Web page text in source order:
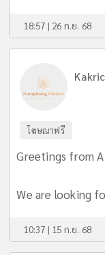
18:57 | 26 ก.ย. 68
โฆษณาฟรี
Greetings from
We are looking
10:37 | 15 ก.ย. 68